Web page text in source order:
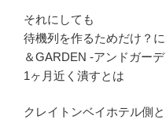
それにしても
待機列を作るためだけ？に
＆GARDEN -アンドガー
1ヶ月近く潰すとは
クレイトンベイホテル側